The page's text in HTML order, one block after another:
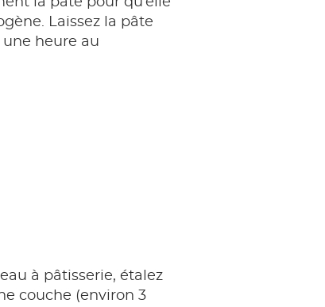
Laissez la pâte
heure au
à pâtisserie, étalez
couche (environ 3